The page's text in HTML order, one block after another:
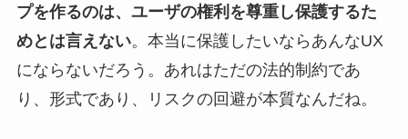
プを作るのは、ユーザの権利を尊重し保護するた
めとは言えない。本当に保護したいならあんなUX
にならないだろう。あれはただの法的制約であ
り、形式であり、リスクの回避が本質なんだね。